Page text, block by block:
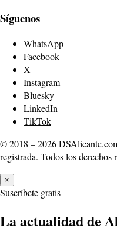
Síguenos
WhatsApp
Facebook
X
Instagram
Bluesky
LinkedIn
TikTok
© 2018 – 2026
registrada. Todos los derechos
×
Suscríbete gratis
La actualidad de